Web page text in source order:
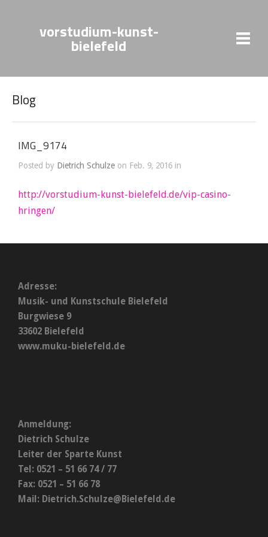
vorstudium-kunst-
bielefeld
Blog
IMG_9174
Posted by Dietrich Schulze on Feb. 9, 2016 in
http://vorstudium-kunst-bielefeld.de/vip-casino-
hringen/
Adresse:
Musik- und Kunstschule Bielefeld
Burgwiese 9
33602 Bielefeld
www.muku-bielefeld.de
Anmeldung:
Dietrich Schulze
Leiter der Sparte Kunst
Tel: 0521 – 51 66 74 / 77
Fax: 0521 – 51 66 78
Mail: Dietrich.Schulze@Bielefeld.de